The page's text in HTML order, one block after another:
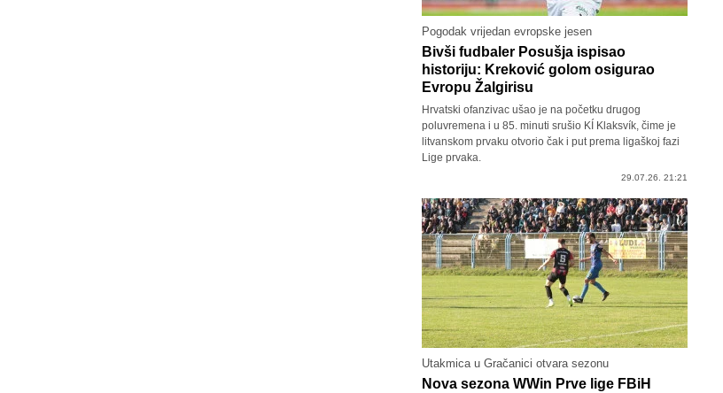
Pogodak vrijedan evropske jesen
Bivši fudbaler Posušja ispisao
historiju: Kreković golom osigurao
Evropu Žalgirisu
Hrvatski ofanzivac ušao je na početku drugog
poluvremena i u 85. minuti srušio KÍ Klaksvík, čime je
litvanskom prvaku otvorio čak i put prema ligaškoj fazi
Lige prvaka.
29.07.26. 21:21
Utakmica u Gračanici otvara sezonu
Nova sezona WWin Prve lige FBiH